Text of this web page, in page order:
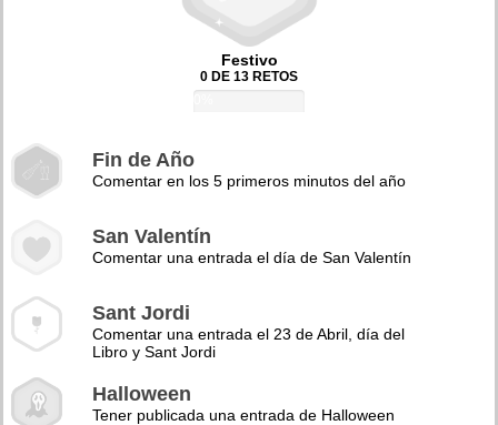
Festivo
0 DE 13 RETOS
Fin de Año
Comentar en los 5 primeros minutos del año
San Valentín
Comentar una entrada el día de San Valentín
Sant Jordi
Comentar una entrada el 23 de Abril, día del
Libro y Sant Jordi
Halloween
Tener publicada una entrada de Halloween